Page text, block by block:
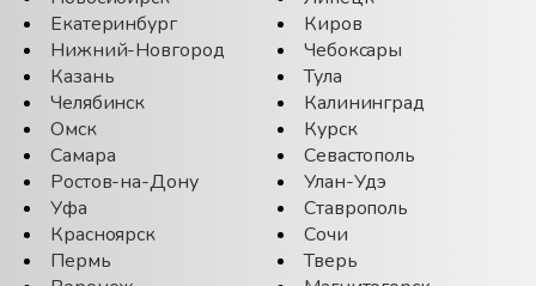
Екатеринбург
Нижний-Новгород
Казань
Челябинск
Омск
Самара
Ростов-на-Дону
Уфа
Красноярск
Пермь
Киров
Чебоксары
Тула
Калининград
Курск
Севастополь
Улан-Удэ
Ставрополь
Сочи
Тверь